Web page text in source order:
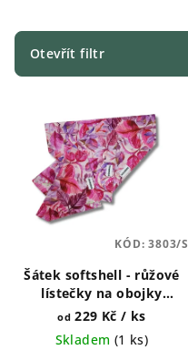
r
Otevřít filtr
Šátek softshell - růžové
lístečky na obojky
Doghouse
od 229 Kč/ ks
Skladem (1 ks)
KÓD:3803/S